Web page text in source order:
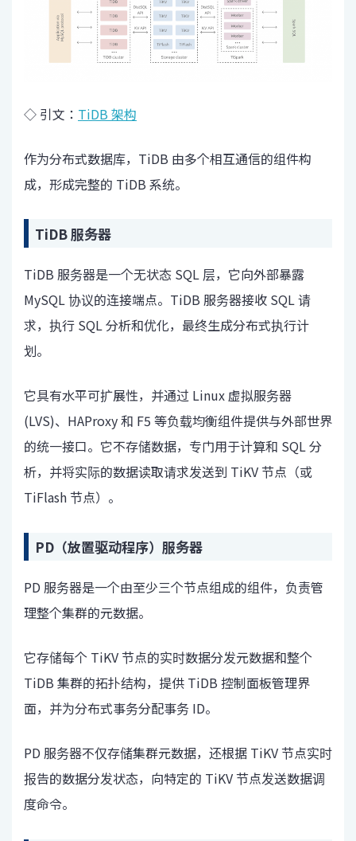
◇ 引文： TiDB 架构
作为分布式数据库，TiDB 由多个相互通信的组件构
成，形成完整的 TiDB 系统。
TiDB 服务器
TiDB 服务器是一个无状态 SQL 层，它向外部暴露
MySQL 协议的连接端点。TiDB 服务器接收 SQL 请
求，执行 SQL 分析和优化，最终生成分布式执行计
划。
它具有水平可扩展性，并通过 Linux 虚拟服务器
(LVS)、HAProxy 和 F5 等负载均衡组件提供与外部世界
的统一接口。它不存储数据，专门用于计算和 SQL 分
析，并将实际的数据读取请求发送到 TiKV 节点（或
TiFlash 节点）。
PD（放置驱动程序）服务器
PD 服务器是一个由至少三个节点组成的组件，负责管
理整个集群的元数据。
它存储每个 TiKV 节点的实时数据分发元数据和整个
TiDB 集群的拓扑结构，提供 TiDB 控制面板管理界
面，并为分布式事务分配事务 ID。
PD 服务器不仅存储集群元数据，还根据 TiKV 节点实时
报告的数据分发状态，向特定的 TiKV 节点发送数据调
度命令。